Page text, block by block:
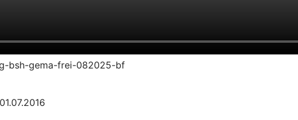
bsh-gema-frei-082025-bf